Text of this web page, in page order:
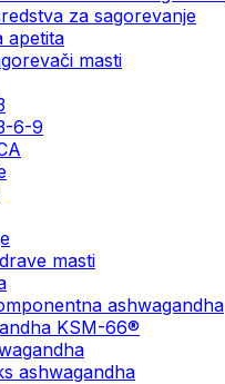
za sagorevanje
apetita
masti
6-9
masti
ashwagandha
KSM-66®
ashwagandha